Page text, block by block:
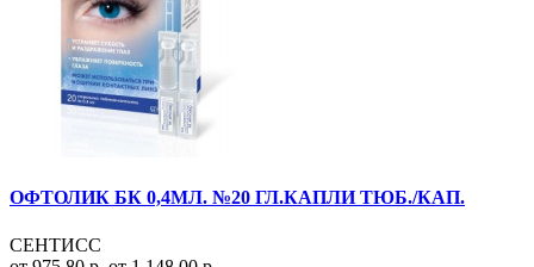
ОФТОЛИК БК 0,4МЛ. №20 ГЛ.КАПЛИ ТЮБ./КАП.
СЕНТИСС